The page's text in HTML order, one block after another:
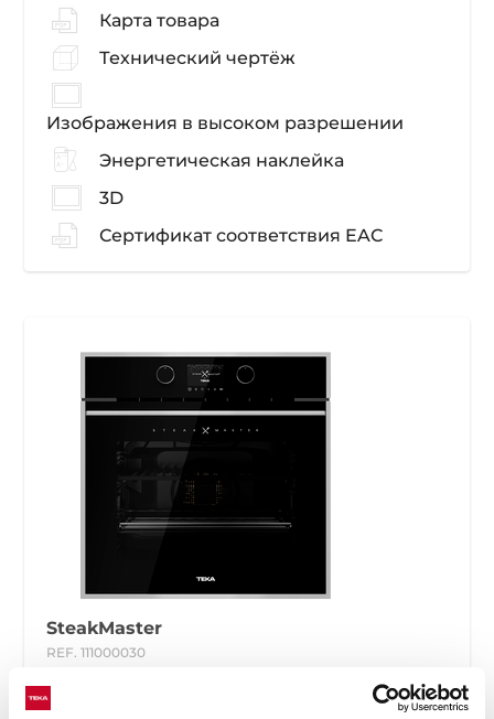
Карта товара
Технический чертёж
Изображения в высоком разрешении
Энергетическая наклейка
3D
Сертификат соответствия EAC
SteakMaster
REF. 111000030